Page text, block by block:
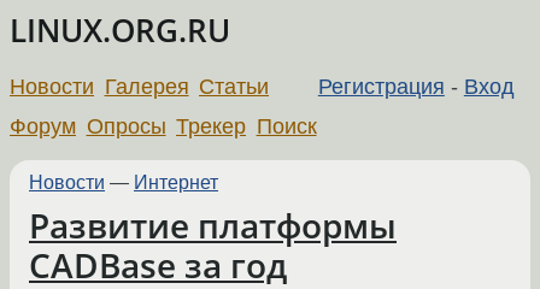
LINUX.ORG.RU
Регистрация - Вход
Новости Галерея Статьи
Форум Опросы Трекер Поиск
Новости — Интернет
Развитие платформы
CADBase за год